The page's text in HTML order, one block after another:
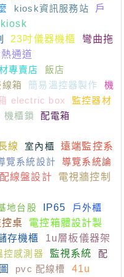
kiosk資訊服務站
戶
kiosk
23吋儀器機櫃
彎曲拖
通道
專賣店
飯店
線箱 簡易溫控器製作
機
electric box
監控器材
機櫃鎖
配電箱
線 室內櫃
遠端監控系
覽系統設計
導覽系統論
配線盤設計
電視牆控制
地台股 IP65
戶外櫃
桌
電控箱體設計製
存機櫃
1u層板儀器架
控感測器 監視系統
配
pvc 配線槽
41u